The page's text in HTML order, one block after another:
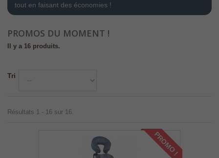
tout en faisant des économies !
PROMOS DU MOMENT !
Il y a 16 produits.
Tri
Résultats 1 - 16 sur 16.
PROMO !